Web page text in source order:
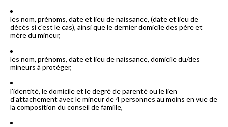
les nom, prénoms, date et lieu de naissance, (date et lieu de
décès si c'est le cas), ainsi que le dernier domicile des père et
mère du mineur,
les nom, prénoms, date et lieu de naissance, domicile du/des
mineurs à protéger,
l'identité, le domicile et le degré de parenté ou le lien
d'attachement avec le mineur de 4 personnes au moins en vue de
la composition du conseil de famille,